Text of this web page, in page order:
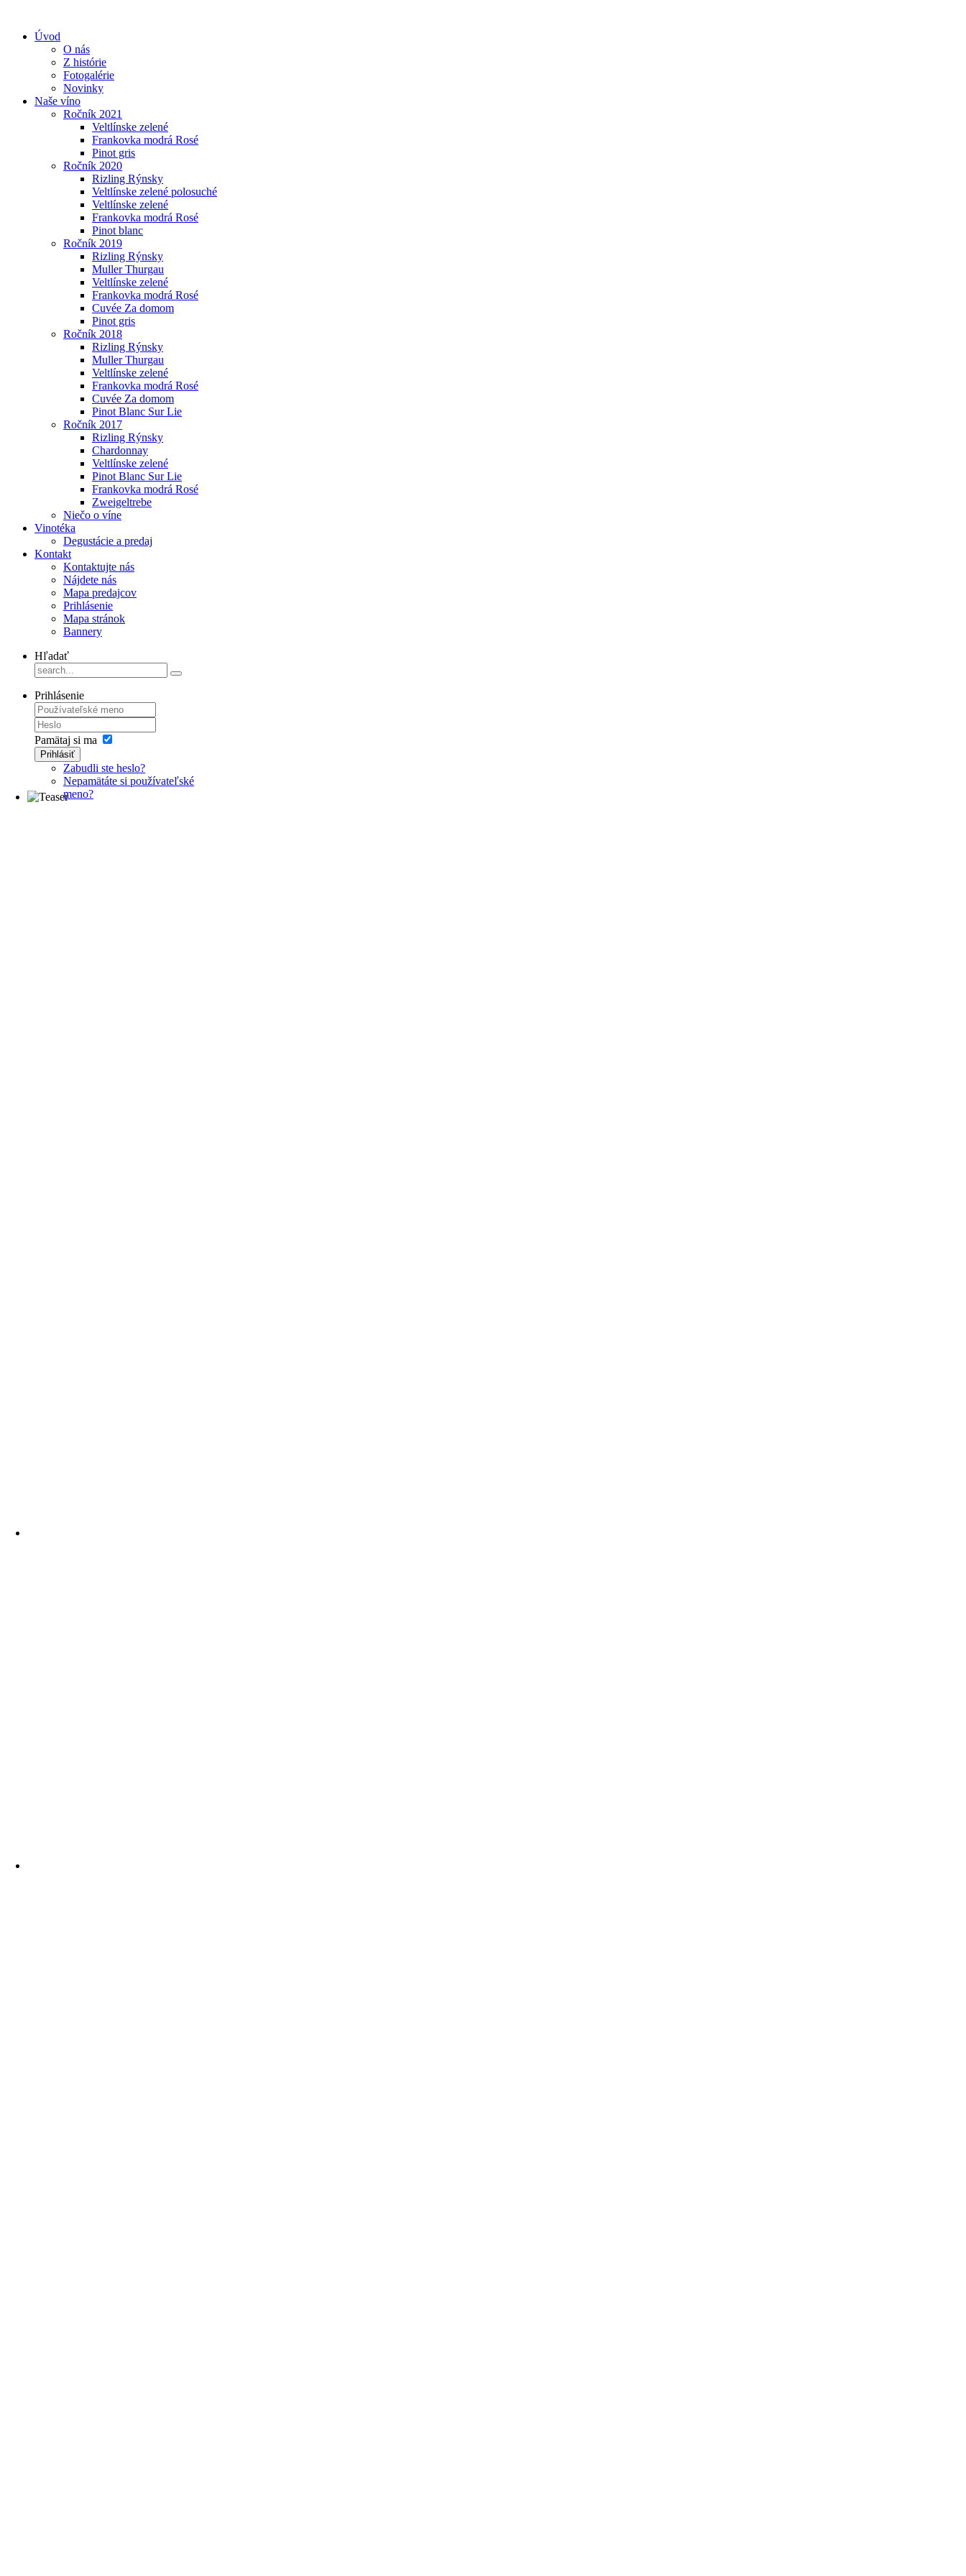
Úvod
O nás
Z histórie
Fotogalérie
Novinky
Naše víno
Ročník 2021
Veltlínske zelené
Frankovka modrá Rosé
Pinot gris
Ročník 2020
Rizling Rýnsky
Veltlínske zelené polosuché
Veltlínske zelené
Frankovka modrá Rosé
Pinot blanc
Ročník 2019
Rizling Rýnsky
Muller Thurgau
Veltlínske zelené
Frankovka modrá Rosé
Cuvée Za domom
Pinot gris
Ročník 2018
Rizling Rýnsky
Muller Thurgau
Veltlínske zelené
Frankovka modrá Rosé
Cuvée Za domom
Pinot Blanc Sur Lie
Ročník 2017
Rizling Rýnsky
Chardonnay
Veltlínske zelené
Pinot Blanc Sur Lie
Frankovka modrá Rosé
Zweigeltrebe
Niečo o víne
Vinotéka
Degustácie a predaj
Kontakt
Kontaktujte nás
Nájdete nás
Mapa predajcov
Prihlásenie
Mapa stránok
Bannery
Hľadať
Prihlásenie
Pamätaj si ma
Prihlásiť
Zabudli ste heslo?
Nepamätáte si používateľské
meno?